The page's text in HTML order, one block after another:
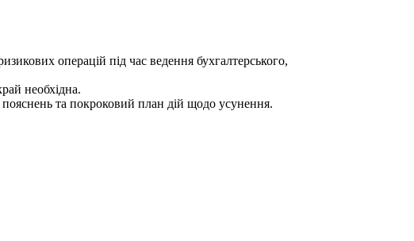
операцій під час ведення бухгалтерського,
необхідна.
та покроковий план дій щодо усунення.